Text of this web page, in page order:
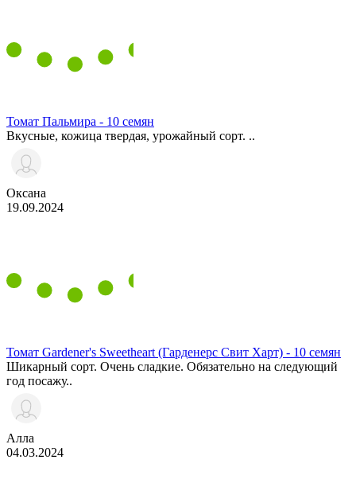
Томат Пальмира - 10 семян
Вкусные, кожица твердая, урожайный сорт. ..
Оксана
19.09.2024
Томат Gardener's Sweetheart (Гарденерс Свит Харт) - 10 семян
Шикарный сорт. Очень сладкие. Обязательно на следующий
год посажу..
Алла
04.03.2024